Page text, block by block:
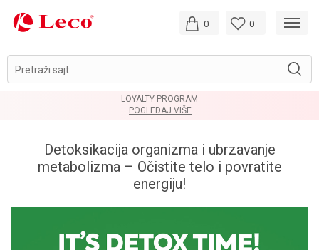
Pretraži sajt
0 0
LOYALTY PROGRAM
POGLEDAJ VIŠE
Detoksikacija organizma i ubrzavanje
metabolizma – Očistite telo i povratite
energiju!